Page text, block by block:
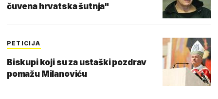
čuvena hrvatska šutnja"
PETICIJA
Biskupi koji su za ustaški pozdrav
pomažu Milanoviću